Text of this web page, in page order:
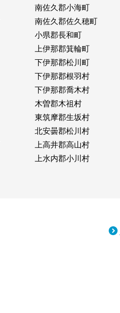
南佐久郡小海町
南佐久郡佐久穂町
小県郡長和町
上伊那郡箕輪町
下伊那郡松川町
下伊那郡根羽村
下伊那郡喬木村
木曽郡木祖村
東筑摩郡生坂村
北安曇郡松川村
上高井郡高山村
上水内郡小川村